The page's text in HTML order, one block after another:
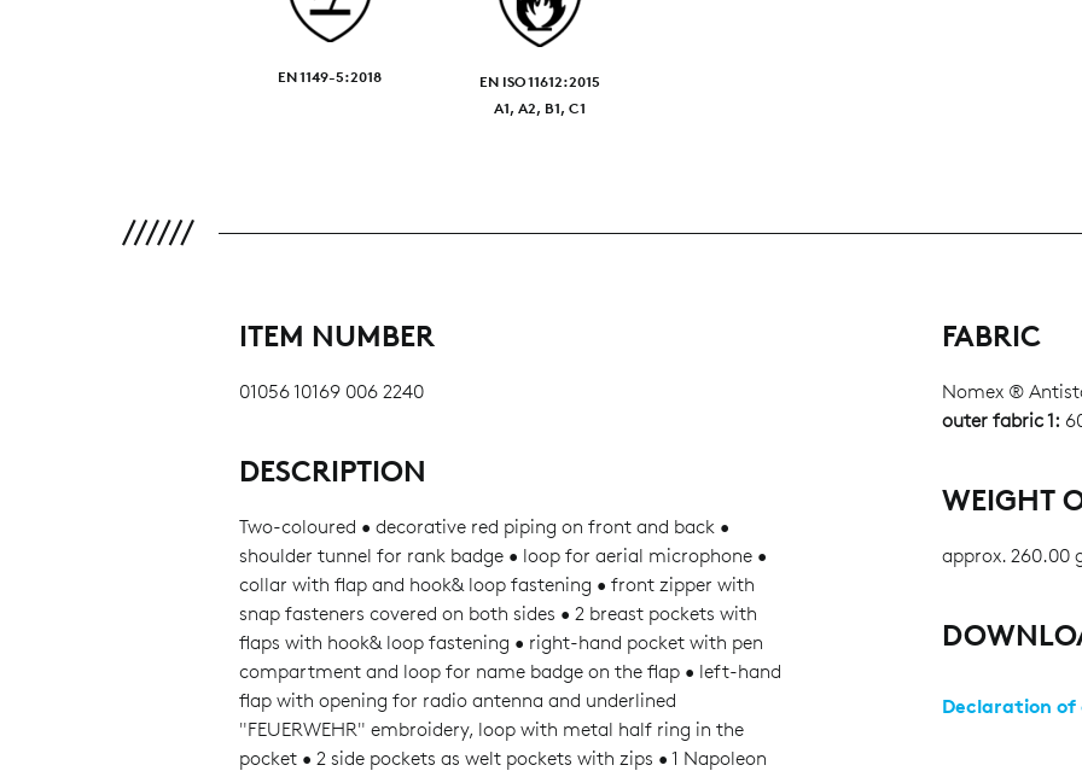
EN 1149-5:2018
EN ISO 11612:2015
A1, A2, B1, C1
ITEM NUMBER
01056 10169 006 2240
DESCRIPTION
Two-coloured • decorative red piping on front and back •
shoulder tunnel for rank badge • loop for aerial microphone •
collar with flap and hook& loop fastening • front zipper with
snap fasteners covered on both sides • 2 breast pockets with
flaps with hook& loop fastening • right-hand pocket with pen
compartment and loop for name badge on the flap • left-hand
flap with opening for radio antenna and underlined
"FEUERWEHR" embroidery, loop with metal half ring in the
pocket • 2 side pockets as welt pockets with zips • 1 Napoleon
FABRIC
Nomex ®
outer fabric 1:
WEIGHT
approx. 260.00
Declaration